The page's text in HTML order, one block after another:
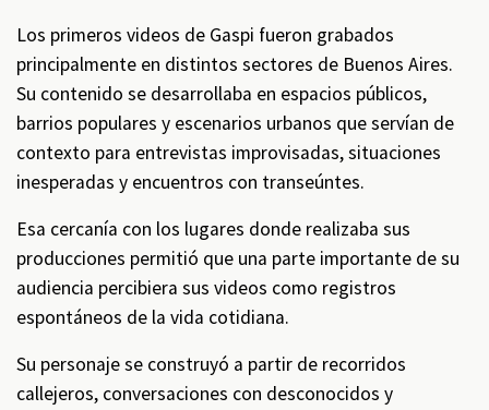
Los primeros videos de Gaspi fueron grabados
principalmente en distintos sectores de Buenos Aires.
Su contenido se desarrollaba en espacios públicos,
barrios populares y escenarios urbanos que servían de
contexto para entrevistas improvisadas, situaciones
inesperadas y encuentros con transeúntes.
Esa cercanía con los lugares donde realizaba sus
producciones permitió que una parte importante de su
audiencia percibiera sus videos como registros
espontáneos de la vida cotidiana.
Su personaje se construyó a partir de recorridos
callejeros, conversaciones con desconocidos y